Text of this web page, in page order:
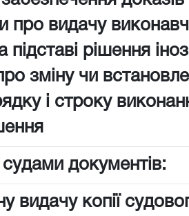
про видачу
підставі рішення
зміну чи
і строку
документів:
видачу копії